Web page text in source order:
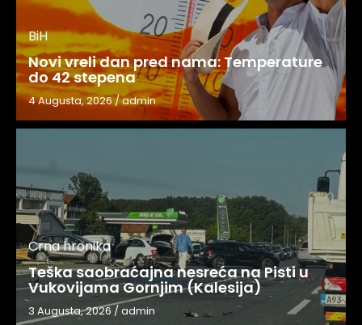
BiH
Novi vreli dan pred nama: Temperature
do 42 stepena
4 Augusta, 2026/admin
Crna hronika
Teška saobraćajna nesreća na Pisti u
Vukovijama Gornjim (Kalesija)
3 Augusta, 2026/admin